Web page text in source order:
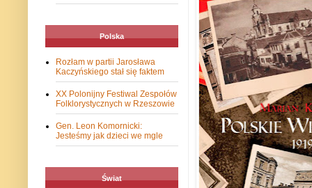
Polska
Rozłam w partii Jarosława
Kaczyńskiego stał się faktem
XX Polonijny Festiwal Zespołów
Folklorystycznych w Rzeszowie
Gen. Leon Komornicki:
Jesteśmy jak dzieci we mgle
Świat